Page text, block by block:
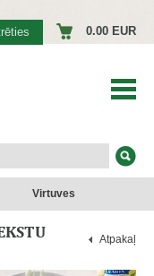
0.00 EUR
Virtuves
Atpakaļ